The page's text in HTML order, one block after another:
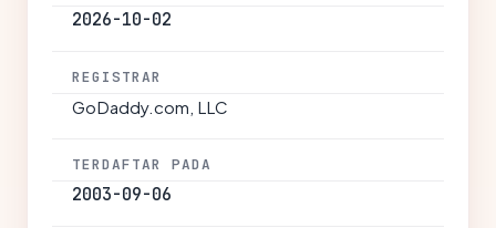
2026-10-02
REGISTRAR
GoDaddy.com, LLC
TERDAFTAR PADA
2003-09-06